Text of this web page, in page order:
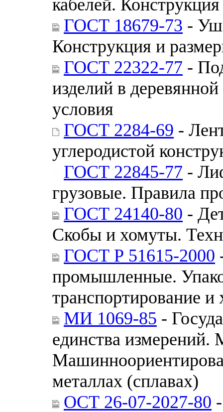
кабелей.
ГОСТ 18679-73 -
Конструкция и
ГОСТ 22322-77 -
изделий в
условия
ГОСТ 2284-69 -
углеродистой
ГОСТ 22845-77 -
грузовые. Правила
ГОСТ 24140-80 -
Скобы и хомуты.
ГОСТ Р 51615-2000
промышленные.
транспортирование и
МИ 1069-85 -
единства измерений.
металлах (сплавах)
ОСТ 26-07-2027-80